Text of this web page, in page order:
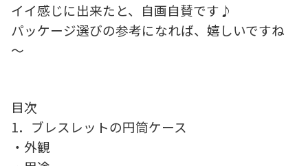
イイ感じに出来たと、自画自賛です♪
パッケージ選びの参考になれば、嬉しいですね
～
目次
1．ブレスレットの円筒ケース
・外観